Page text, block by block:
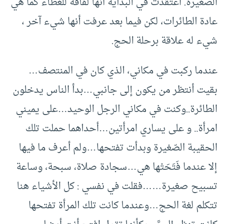
عادة الطائرات، لكن فيما بعد عرفت أنها شيء آخر ،
شيء له علاقة برحلة الحج.
عندما ركبت في مكاني، الذي كان في المنتصف…
بقيت أنتظر من يكون إلى جانبي…بدأ الناس يدخلون
الطائرة..وكنت في مكاني الرجل الوحيد…على يميني
امرأة.. و على يساري امرأتين…أحداهما حملت تلك
الحقيبة الصّغيرة وبدأت تفتحها…ولم أعرف ما فيها
إلا عندما فَتَحَتْها هي…سجادة صلاة، سبحة، وساعة
تسبيح صغيرة……فقلت في نفسي : كل الأشياء هنا
تتكلم لغة الحج…وعندما كانت تلك المرأة تفتحها